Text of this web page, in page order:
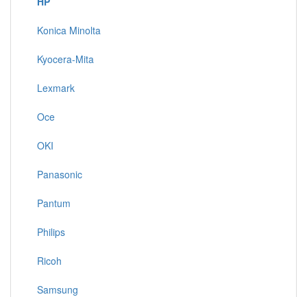
Konica Minolta
Kyocera-Mita
Lexmark
Oce
OKI
Panasonic
Pantum
Philips
Ricoh
Samsung